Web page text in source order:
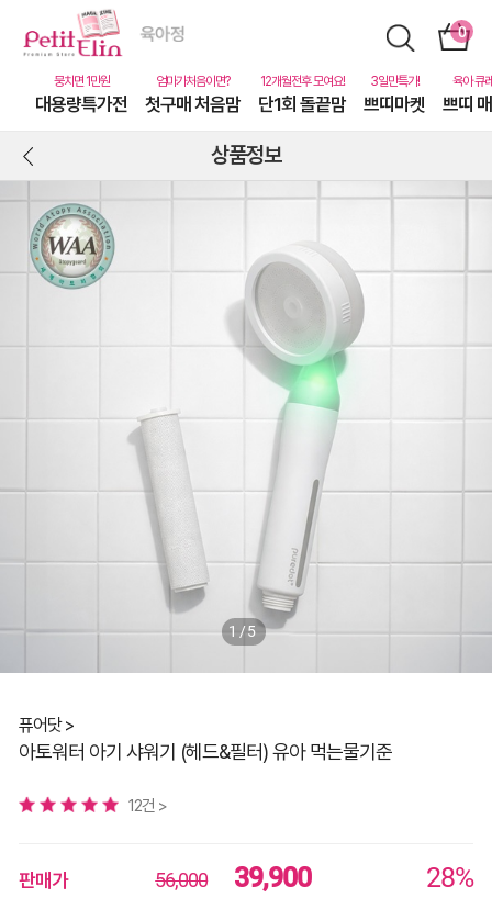
대용량특가전 첫구매 처음맘 단1회 돌끝맘 쁘띠마켓 쁘띠
상품정보
1/5
퓨어닷 >
아토워터 아기 샤워기 (헤드&필터) 유아 먹는물기준
12건 >
판매가 56,000 39,900 28%